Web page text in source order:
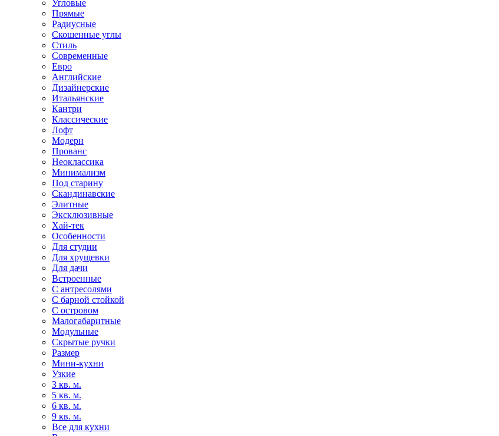
Угловые
Прямые
Радиусные
Скошенные углы
Стиль
Современные
Евро
Английские
Дизайнерские
Итальянские
Кантри
Классические
Лофт
Модерн
Прованс
Неоклассика
Минимализм
Под старину
Скандинавские
Элитные
Эксклюзивные
Хай-тек
Особенности
Для студии
Для хрущевки
Для дачи
Встроенные
С антресолями
С барной стойкой
С островом
Малогабаритные
Модульные
Скрытые ручки
Размер
Мини-кухни
Узкие
3 кв. м.
5 кв. м.
6 кв. м.
9 кв. м.
Все для кухни